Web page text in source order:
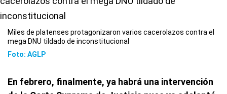
Miles de platenses protagonizaron varios cacerolazos contra el
mega DNU tildado de inconstitucional
Foto: AGLP
En febrero, finalmente, ya habrá una intervención